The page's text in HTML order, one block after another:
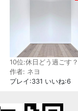
10位:休日どう過ごす？
作者: ネヨ
プレイ:331 いいね:6